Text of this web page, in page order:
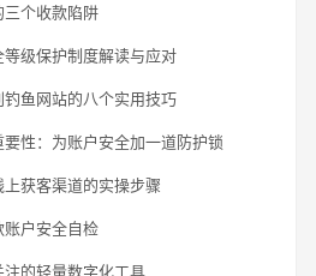
三个收款陷阱
级保护制度解读与应对
鱼网站的八个实用技巧
性：为账户安全加一道防护锁
获客渠道的实操步骤
账户安全自检
注的轻量数字化工具